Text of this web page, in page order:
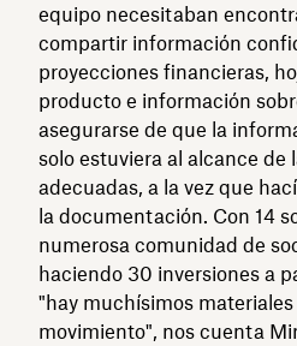
equipo necesitaban
compartir información
proyecciones financieras,
producto e información
asegurarse de que la
solo estuviera al alcance de
adecuadas, a la vez que
la documentación. Con 14
numerosa comunidad de
haciendo 30 inversiones a
"hay muchísimos
movimiento", nos cuenta